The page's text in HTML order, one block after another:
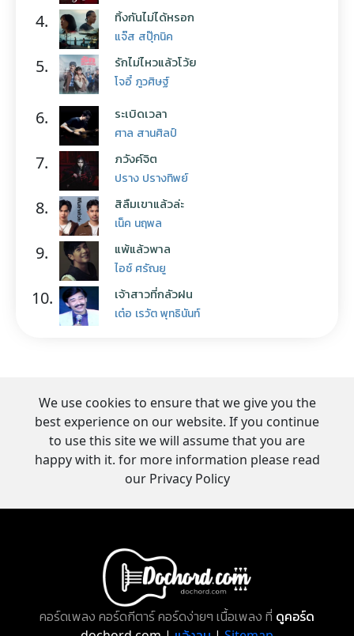
4. ทิ้งกันไม่ได้หรอก
แจ๊ส สปุ๊กนิค
5. รักไม่ไหวแล้วโว้ย
โจอี้ ภูวศิษฐ์
6. ระเบิดเวลา
ศาล สานศิลป์
7. ภวังค์จิต
ปราง ปรางทิพย์
8. สิลืมเขาแล้วล่ะ
เน็ค นฤพล
9. แพ้แล้วพาล
ไอซ์ ศรัณยู
10. เจ้าสาวที่กลัวฝน
เต๋อ เรวัต พุทธินันท์
We use cookies to ensure that we give you the
best experience on our website. If you continue
to use this site we will assume that you are
happy with it. for more information please read
our Privacy Policy
คอร์ดเพลง คอร์ดกีตาร์ คอร์ดง่ายๆ เนื้อเพลง ที่ ดูคอร์ด